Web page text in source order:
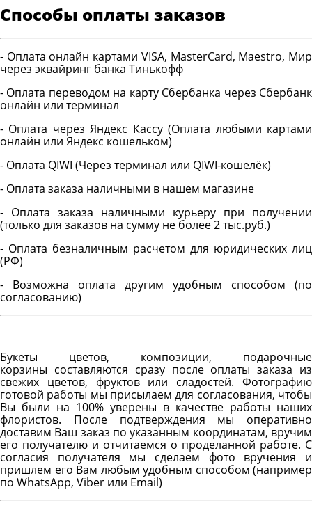
Способы оплаты заказов
- Оплата онлайн картами VISA, MasterCard, Maestro, Мир
через эквайринг банка Тинькофф
- Оплата переводом на карту Сбербанка через Сбербанк
онлайн или терминал
- Оплата через Яндекс Кассу (Оплата любыми картами
онлайн или Яндекс кошельком)
- Оплата QIWI (Через терминал или QIWI-кошелёк)
- Оплата заказа наличными в нашем магазине
- Оплата заказа наличными курьеру при получении
(только для заказов на сумму не более 2 тыс.руб.)
- Оплата безналичным расчетом для юридических лиц
(РФ)
- Возможна оплата другим удобным способом (по
согласованию)
Букеты цветов, композиции, подарочные
корзины составляются сразу после оплаты заказа из
свежих цветов, фруктов или сладостей. Фотографию
готовой работы мы присылаем для согласования, чтобы
Вы были на 100% уверены в качестве работы наших
флористов. После подтверждения мы оперативно
доставим Ваш заказ по указанным координатам, вручим
его получателю и отчитаемся о проделанной работе. С
согласия получателя мы сделаем фото вручения и
пришлем его Вам любым удобным способом (например
по WhatsApp, Viber или Email)